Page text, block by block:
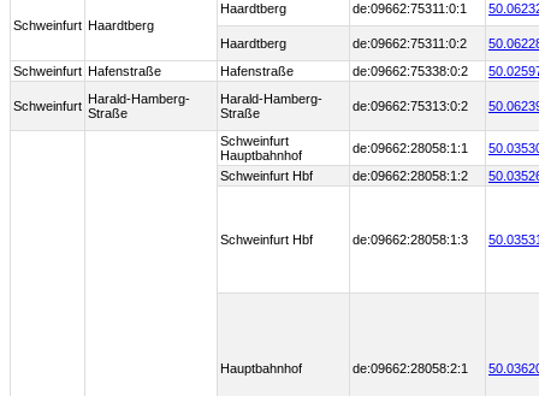
Schweinfurt Haardtberg
Haardtberg de:09662:75311:0:1
Haardtberg de:09662:75311:0:2
Schweinfurt Hafenstraße Hafenstraße de:09662:75338:0:2
Schweinfurt Harald-Hamberg-
Straße
Harald-Hamberg-
Straße
de:09662:75313:0:2
Schweinfurt
Hauptbahnhof
de:09662:28058:1:1
Schweinfurt Hbf
de:09662:28058:1:2
Schweinfurt Hbf de:09662:28058:1:3
Hauptbahnhof de:09662:28058:2:1